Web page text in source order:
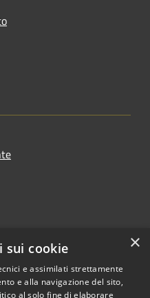
×
sui cookie
e assimilati strettamente
e alla navigazione del sito,
al solo fine di elaborare